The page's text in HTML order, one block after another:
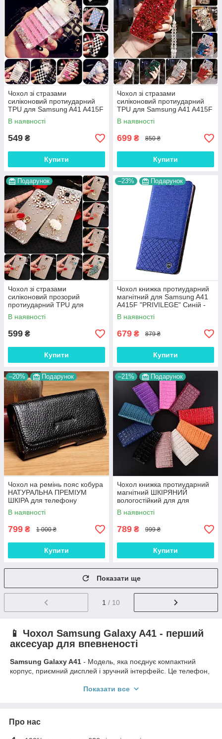
Чохол зі стразами
силіконовий протиударний
TPU для Samsung A41 A415F
"WALL STAR"
В наявності
549 ₴
Купити
Чохол зі стразами
силіконовий протиударний
TPU для Samsung A41 A415F
"SWAROV LUXURY"
В наявності
699 ₴ 850 ₴
Купити
Подарунок
Чохол зі стразами
силіконовий прозорий
протиударний TPU для
Samsung A41 A415F
"DIAMOND"
В наявності
599 ₴
Купити
–23% Подарунок
Чохол книжка протиударний
магнітний для Samsung A41
A415F "PRIVILEGE" Синій -
№1
В наявності
679 ₴ 879 ₴
Купити
–20% Подарунок
Чохол на ремінь пояс кобура
НАТУРАЛЬНА ПРЕМІУМ
ШКІРА для телефону
Samsung A41 A415F
"FLOTAR"
В наявності
799 ₴ 1 000 ₴
Купити
–21% Подарунок
Чохол книжка протиударний
магнітний ШКІРЯНИЙ
вологостійкий для для
Samsung A41 A415F "LUXON"
В наявності
789 ₴ 999 ₴
Купити
Показати ще
1 / 10
📱 Чохол Samsung Galaxy A41 - перший
аксесуар для впевненості
Samsung Galaxy A41 - Модель, яка поєднує компактний
корпус, приємний дисплей і зручний інтерфейс. Це телефон,
спілкування. Але за всієї ергономічності корпус залишається
Чохол допомагає уникнути дрібних проблем, які можуть
Показати все
Про нас